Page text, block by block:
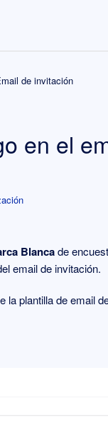
de invitación
en el
Blancade
email de invitación.
la plantilla de email